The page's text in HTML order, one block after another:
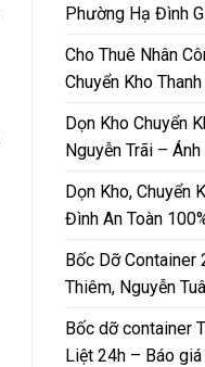
Phường Hạ Đình
Cho Thuê Nhân
Chuyển Kho
Dọn Kho Chuyển
Nguyễn Trãi –
Dọn Kho, Chuyển
Đình An Toàn
Bốc Dỡ Container
Thiêm, Nguyễn
Bốc dỡ container
Liệt 24h – Báo giá